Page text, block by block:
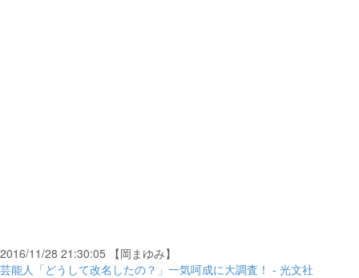
2016/11/28 21:30:05 【岡まゆみ】
芸能人「どうして改名したの？」一気呵成に大調査！ - 光文社